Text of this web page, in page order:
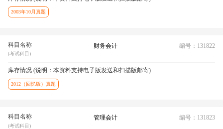
2003年10月真题
科目名称
(考试科目)
财务会计 编号：131822
库存情况 (说明：本资料支持电子版发送和扫描版邮寄)
2012（回忆版）真题
科目名称
(考试科目)
管理会计 编号：131823